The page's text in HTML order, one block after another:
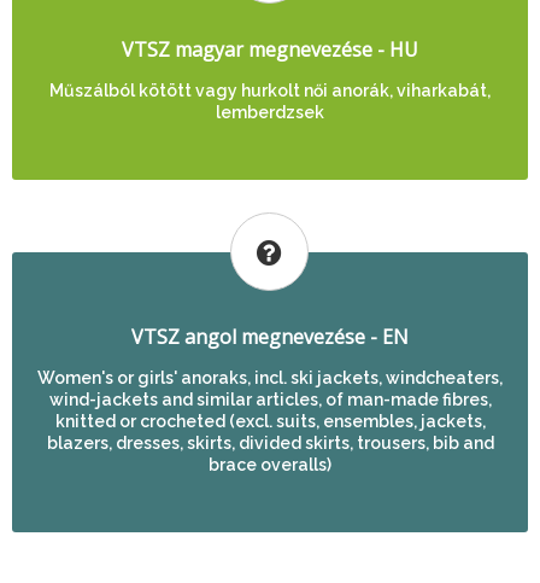
VTSZ magyar megnevezése - HU
Műszálból kötött vagy hurkolt női anorák, viharkabát,
lemberdzsek
VTSZ angol megnevezése - EN
Women's or girls' anoraks, incl. ski jackets, windcheaters,
wind-jackets and similar articles, of man-made fibres,
knitted or crocheted (excl. suits, ensembles, jackets,
blazers, dresses, skirts, divided skirts, trousers, bib and
brace overalls)